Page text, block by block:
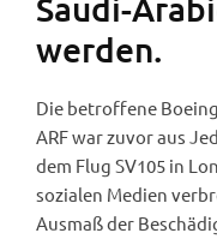
Saudi-
werden.
Die betroffene
ARF war zuvor aus
dem Flug SV105 in
sozialen Medien
Ausmaß der